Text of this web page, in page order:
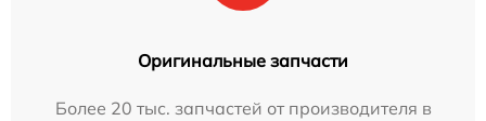
Оригинальные запчасти
Более 20 тыс. запчастей от производителя в